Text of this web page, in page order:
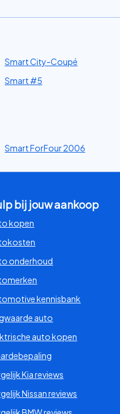
Smart City-Coupé
Smart #5
Smart ForFour 2006
bij jouw aankoop
kopen
onderhoud
kennisbank
auto
auto kopen
Kia reviews
Nissan reviews